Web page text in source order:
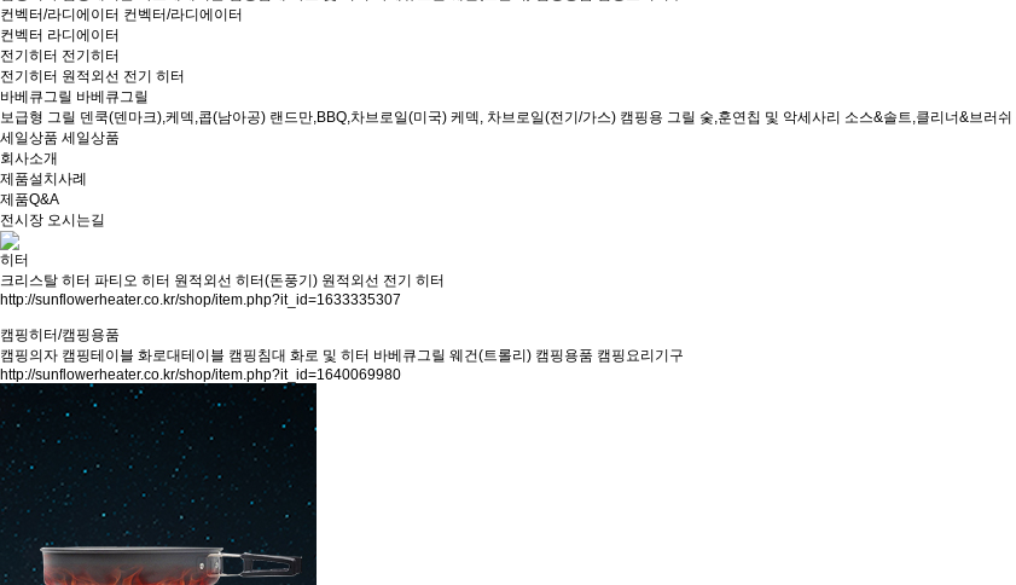
컨벡터/라디에이터 컨벡터/라디에이터
컨벡터 라디에이터
전기히터 전기히터
전기히터 원적외선 전기 히터
바베큐그릴 바베큐그릴
보급형 그릴 덴쿡(덴마크),케덱,콥(남아공) 랜드만,BBQ,차브로일(미국) 케덱, 차브로일(전기/가스) 캠핑용 그릴 숯,훈연칩 및 악세사리 소스&솔트,클리너&브러쉬
세일상품 세일상품
회사소개
제품설치사례
제품Q&A
전시장 오시는길
히터
크리스탈 히터 파티오 히터 원적외선 히터(돈풍기) 원적외선 전기 히터
http://sunflowerheater.co.kr/shop/item.php?it_id=1633335307
캠핑히터/캠핑용품
캠핑의자 캠핑테이블 화로대테이블 캠핑침대 화로 및 히터 바베큐그릴 웨건(트롤리) 캠핑용품 캠핑요리기구
http://sunflowerheater.co.kr/shop/item.php?it_id=1640069980